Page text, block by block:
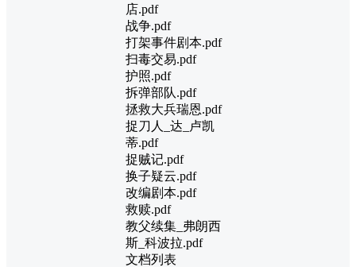
店.pdf
战争.pdf
打架事件剧本.pdf
扫毒交易.pdf
护照.pdf
拆弹部队.pdf
拯救大兵瑞恩.pdf
捉刀人_达_卢凯
蒂.pdf
捉贼记.pdf
换子疑云.pdf
改编剧本.pdf
救赎.pdf
教父续集_弗朗西
斯_科波拉.pdf
文档列表